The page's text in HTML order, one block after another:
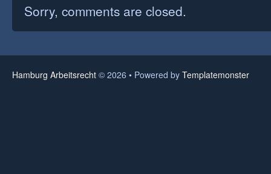
Sorry, comments are closed.
Hamburg Arbeitsrecht © 2026 • Powered by Templatemonster